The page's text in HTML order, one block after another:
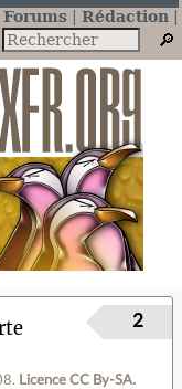
Forums
Rédaction
. Licence CC By‑SA.
2